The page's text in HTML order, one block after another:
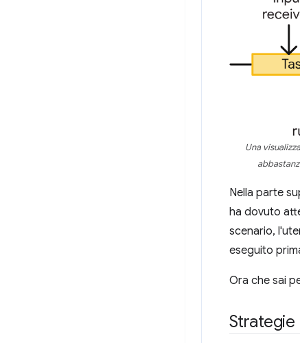
Una
Nella parte
ha dovuto
scenario,
eseguito
Ora che sai